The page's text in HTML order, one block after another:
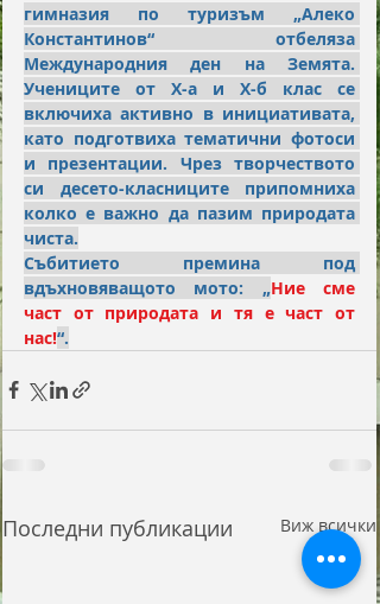
гимназия по туризъм „Алеко
Константинов“ отбеляза
Международния ден на Земята.
Учениците от X-а и X-б клас се
включиха активно в инициативата,
като подготвиха тематични фотоси
и презентации. Чрез творчеството
си десето-класниците припомниха
колко е важно да пазим природата
чиста.
Събитието премина под
вдъхновяващото мото: „Ние сме
част от природата и тя е част от
нас!“.
Последни публикации Виж всички